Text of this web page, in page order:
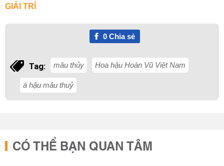
GIẢI TRÍ
0Chia sẻ
Tag: mâu thủy Hoa hậu Hoàn Vũ Việt Nam
á hậu mâu thuỷ
CÓ THỂ BẠN QUAN TÂM